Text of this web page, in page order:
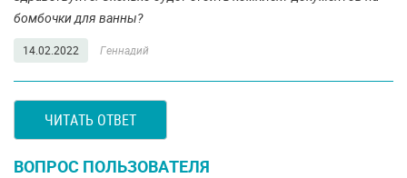
бомбочки для ванны?
14.02.2022 Геннадий
ЧИТАТЬ ОТВЕТ
ВОПРОС ПОЛЬЗОВАТЕЛЯ